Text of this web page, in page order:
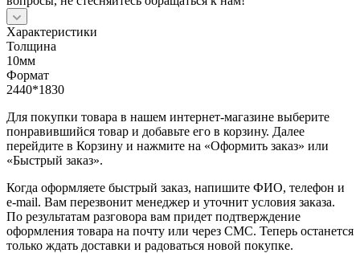
Характеристики
Толщина
10мм
Формат
2440*1830
Для покупки товара в нашем интернет-магазине выберите
понравившийся товар и добавьте его в корзину. Далее
перейдите в Корзину и нажмите на «Оформить заказ» или
«Быстрый заказ».
Когда оформляете быстрый заказ, напишите ФИО, телефон и
e-mail. Вам перезвонит менеджер и уточнит условия заказа.
По результатам разговора вам придет подтверждение
оформления товара на почту или через СМС. Теперь останется
только ждать доставки и радоваться новой покупке.